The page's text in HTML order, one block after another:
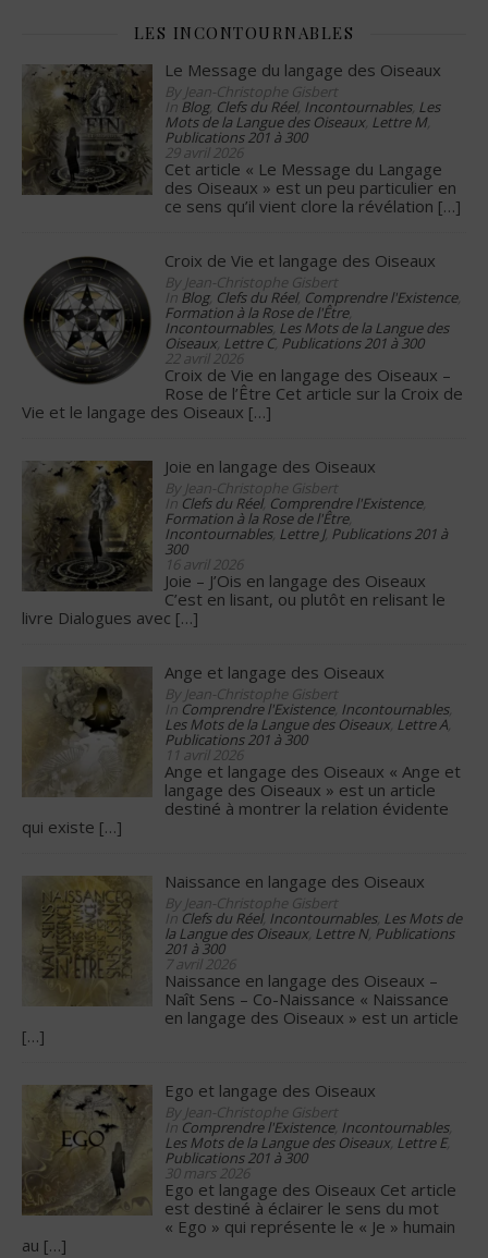
LES INCONTOURNABLES
Le Message du langage des Oiseaux
By Jean-Christophe Gisbert
In Blog, Clefs du Réel, Incontournables, Les
Mots de la Langue des Oiseaux, Lettre M,
Publications 201 à 300
29 avril 2026
Cet article « Le Message du Langage
des Oiseaux » est un peu particulier en
ce sens qu’il vient clore la révélation […]
Croix de Vie et langage des Oiseaux
By Jean-Christophe Gisbert
In Blog, Clefs du Réel, Comprendre l'Existence,
Formation à la Rose de l'Être,
Incontournables, Les Mots de la Langue des
Oiseaux, Lettre C, Publications 201 à 300
22 avril 2026
Croix de Vie en langage des Oiseaux –
Rose de l’Être Cet article sur la Croix de
Vie et le langage des Oiseaux […]
Joie en langage des Oiseaux
By Jean-Christophe Gisbert
In Clefs du Réel, Comprendre l'Existence,
Formation à la Rose de l'Être,
Incontournables, Lettre J, Publications 201 à
300
16 avril 2026
Joie – J’Ois en langage des Oiseaux
C’est en lisant, ou plutôt en relisant le
livre Dialogues avec […]
Ange et langage des Oiseaux
By Jean-Christophe Gisbert
In Comprendre l'Existence, Incontournables,
Les Mots de la Langue des Oiseaux, Lettre A,
Publications 201 à 300
11 avril 2026
Ange et langage des Oiseaux « Ange et
langage des Oiseaux » est un article
destiné à montrer la relation évidente
qui existe […]
Naissance en langage des Oiseaux
By Jean-Christophe Gisbert
In Clefs du Réel, Incontournables, Les Mots de
la Langue des Oiseaux, Lettre N, Publications
201 à 300
7 avril 2026
Naissance en langage des Oiseaux –
Naît Sens – Co-Naissance « Naissance
en langage des Oiseaux » est un article
[…]
Ego et langage des Oiseaux
By Jean-Christophe Gisbert
In Comprendre l'Existence, Incontournables,
Les Mots de la Langue des Oiseaux, Lettre E,
Publications 201 à 300
30 mars 2026
Ego et langage des Oiseaux Cet article
est destiné à éclairer le sens du mot
« Ego » qui représente le « Je » humain
au […]